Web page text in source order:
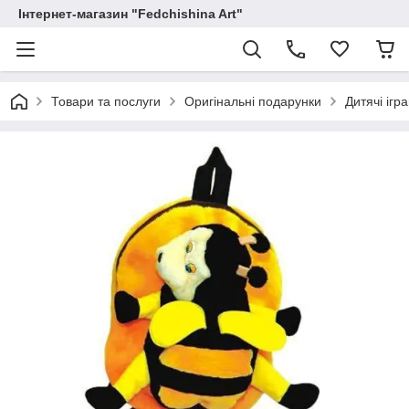
Інтернет-магазин "Fedchishina Art"
Товари та послуги Оригінальні подарунки Дитячі